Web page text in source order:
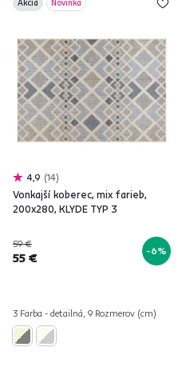
Akcia Novinka
4,9 14
Vonkajší koberec, mix farieb,
200x280, KLYDE TYP 3
59 €
55 € -6%
3 Farba - detailná, 9 Rozmerov (cm)